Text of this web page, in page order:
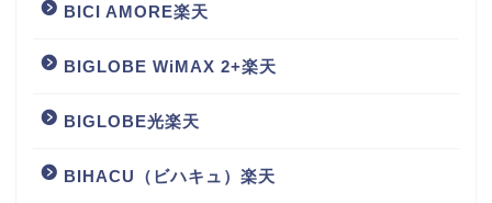
BICI AMORE楽天
BIGLOBE WiMAX 2+楽天
BIGLOBE光楽天
BIHACU（ビハキュ）楽天